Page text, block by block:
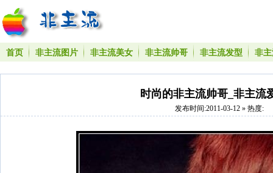
首页 非主流图片 非主流美女 非主流帅哥 非主流发型 非
时尚的非主流帅哥_非主流
发布时间:2011-03-12 » 热度: